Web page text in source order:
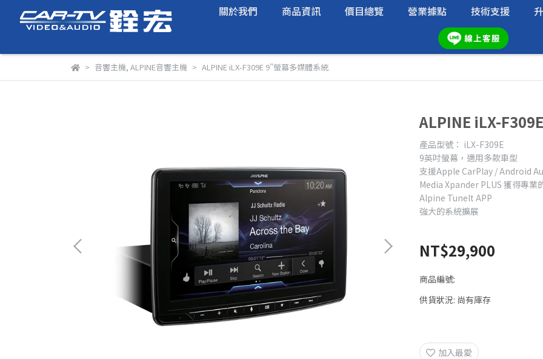
關於我們 商品資訊 價目總覽 營業據點 技術支援
音響主機, ALPINE音響主機 ALPINE iLX-F309E 9"螢幕多媒體系統
ALPINE iLX-
產品型號： iLX-F309E
9英吋螢幕，適用多款車型
支援Apple CarPlay / Android
Media Xpander PLUS 獲得專業
Alpine Tunelt APP
強大的系統擴展
NT$29,900
商品編號:
供貨狀況: 尚有庫存
加入最愛